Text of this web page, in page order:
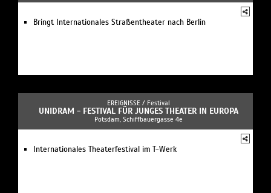
Bringt Internationales Straßentheater nach Berlin
EREIGNISSE / Festival
UNIDRAM - FESTIVAL FÜR JUNGES THEATER IN EUROPA
Potsdam, Schiffbauergasse 4e
Internationales Theaterfestival im T-Werk